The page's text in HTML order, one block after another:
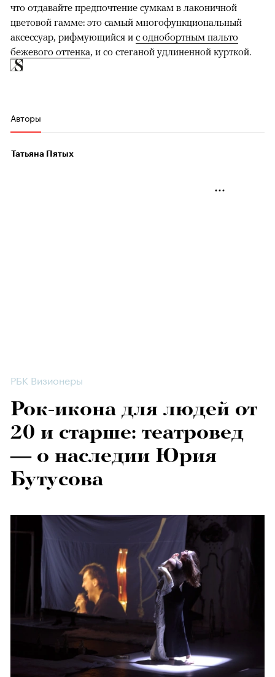
что отдавайте предпочтение сумкам в лаконичной
цветовой гамме: это самый многофункциональный
аксессуар, рифмующийся и с однобортным пальто
бежевого оттенка, и со стеганой удлиненной курткой.
Авторы
Татьяна Пятых
РБК Визионеры
Рок-икона для людей от
20 и старше: театровед
— о наследии Юрия
Бутусова